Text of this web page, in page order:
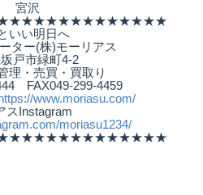
宮沢
いい明日へ
ター(株)モーリアス
戸市緑町4-2
理・売買・買取り
FAX049-299-4459
www.moriasu.com/
スInstagram
moriasu1234/